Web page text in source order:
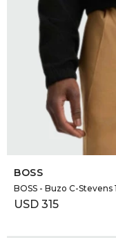
BOSS
BOSS - Buzo C-Stevens
USD 315